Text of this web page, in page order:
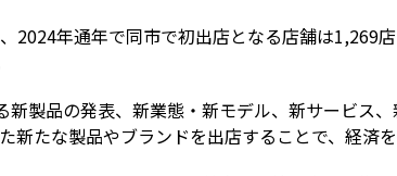
2024年通年で同市で初出店となる店舗は1,269
新製品の発表、新業態・新モデル、新サービス
新たな製品やブランドを出店することで、経済